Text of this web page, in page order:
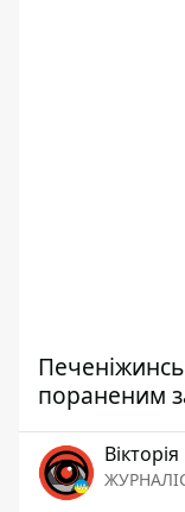
пораненим